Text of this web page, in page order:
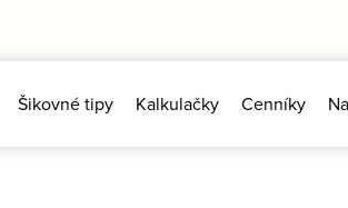
Šikovné tipy Kalkulačky Cenníky